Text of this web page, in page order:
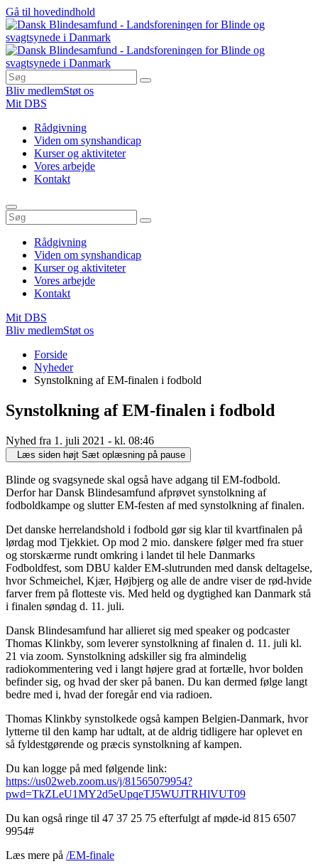
Gå til hovedindhold
Bliv medlemStøt os
Mit DBS
Rådgivning
Viden om synshandicap
Kurser og aktiviteter
Vores arbejde
Kontakt
Rådgivning
Viden om synshandicap
Kurser og aktiviteter
Vores arbejde
Kontakt
Mit DBS
Bliv medlemStøt os
Forside
Nyheder
Synstolkning af EM-finalen i fodbold
Synstolkning af EM-finalen i fodbold
Nyhed fra 1. juli 2021 - kl. 08:46
Læs siden højt Sæt oplæsning på pause
Blinde og svagsynede skal også have adgang til EM-fodbold.
Derfor har Dansk Blindesamfund afprøvet synstolkning af
fodboldkampe og slutter EM-festen af med synstolkning af finalen.
Det danske herrelandshold i fodbold gør sig klar til kvartfinalen på
lørdag mod Tjekkiet. Op mod 2 mio. danskere følger med fra stuer
og storskærme rundt omkring i landet til hele Danmarks
Fodboldfest, som DBU kalder EM-slutrunden med dansk deltagelse,
hvor Schmeichel, Kjær, Højbjerg og alle de andre viser de rød-hvide
farver frem på flotteste vis. Med held og dygtighed kan Danmark stå
i finalen søndag d. 11. juli.
Dansk Blindesamfund har allieret sig med speaker og podcaster
Thomas Klinkby, som leverer synstolkning af finalen d. 11. juli kl.
21 via zoom. Synstolkning adskiller sig fra almindelig
radiokommentering ved i langt højere grad at fortælle, hvor bolden
befinder sig, og hvad der sker på banen. Du kan dermed følge langt
bedre med i, hvad der foregår end via radioen.
Thomas Klinkby synstolkede også kampen Belgien-Danmark, hvor
lytterne til den kamp har udtalt, at de aldrig tidligere har oplevet en
så fyldestgørende og præcis synstolkning af kampen.
Du kan logge på med følgende link:
https://us02web.zoom.us/j/81565079954?
pwd=TkZLeU1MY2d5eUpqeTJ5WUJTRHlVUT09
Du kan også ringe til 47 37 25 75 efterfulgt af møde-id 815 6507
9954#
Læs mere på /EM-finale